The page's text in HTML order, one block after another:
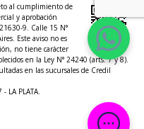
al cumplimiento de
y aprobación
9. Calle 15 N°
Este aviso no es
no tiene carácter
en la Ley N° 24240 (arts. 7 y 8).
en las sucursales de Credil
LA PLATA.